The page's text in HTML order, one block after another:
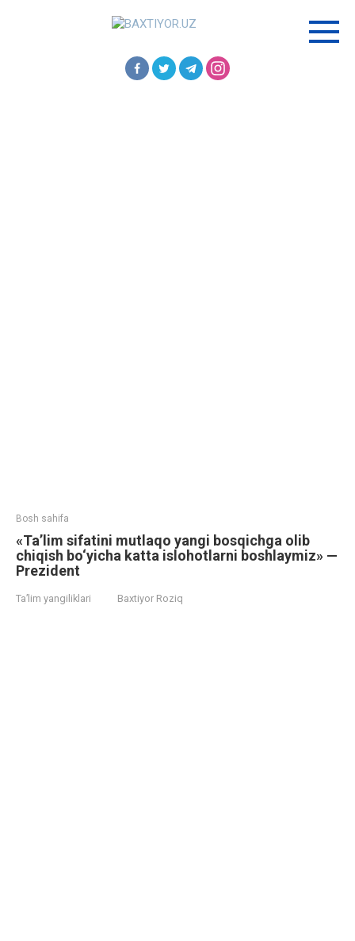
Bosh sahifa
«Ta’lim sifatini mutlaqo yangi bosqichga olib
chiqish bo‘yicha katta islohotlarni boshlaymiz» —
Prezident
Ta’lim yangiliklari Baxtiyor Roziq